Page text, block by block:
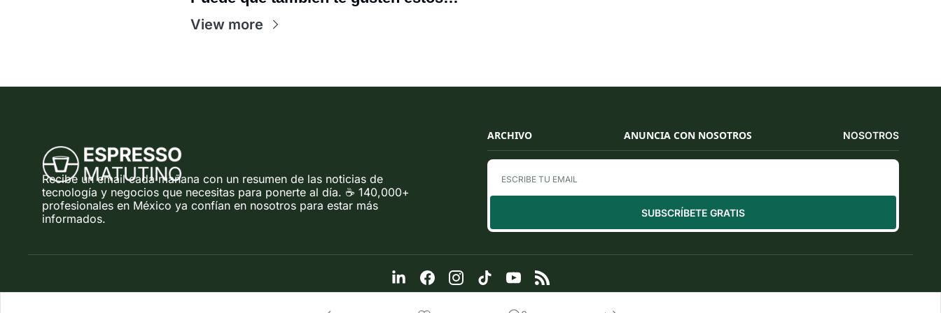
View more
Recibe un email cada mañana con un resumen de las noticias de
tecnología y negocios que necesitas para ponerte al día. ☕ 140,000+
profesionales en México ya confían en nosotros para estar más
informados.
ARCHIVO ANUNCIA CON NOSOTROS NOSOTROS
SUBSCRÍBETE GRATIS